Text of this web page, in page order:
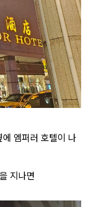
엠퍼러 호텔이 나
지나면